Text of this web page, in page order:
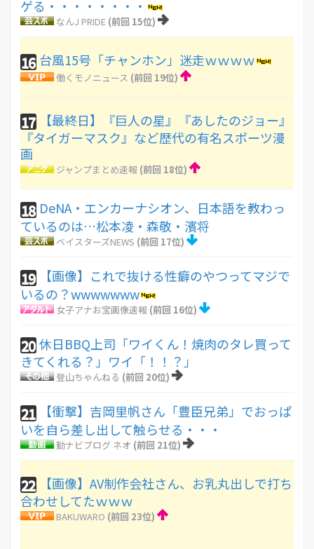
ゲる・・・・・・・・
なんJ PRIDE (前回 15位)
16 台風15号「チャンホン」迷走ｗｗｗｗ
働くモノニュース (前回 19位)
17
【最終日】『巨人の星』『あしたのジョー』
『タイガーマスク』など歴代の有名スポーツ漫
画
ジャンプまとめ速報 (前回 18位)
18 DeNA・エンカーナシオン、日本語を教わっ
ているのは…松本凌・森敬・濱将
ベイスターズNEWS (前回 17位)
19
【画像】これで抜ける性癖のやつってマジで
いるの？wwwwwww
女子アナお宝画像速報 (前回 16位)
20休日BBQ上司「ワイくん！焼肉のタレ買って
きてくれる？」ワイ「！！？」
登山ちゃんねる (前回 20位)
21
【衝撃】吉岡里帆さん「豊臣兄弟」でおっぱ
いを自ら差し出して触らせる・・・
動ナビブログ ネオ (前回 21位)
22
【画像】AV制作会社さん、お乳丸出しで打ち
合わせしてたｗｗｗ
BAKUWARO (前回 23位)